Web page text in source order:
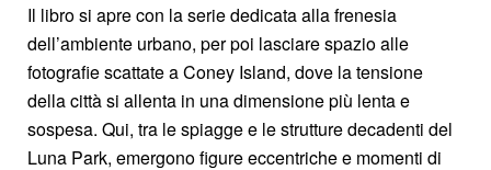
Il libro si apre con la serie dedicata alla frenesia
dell’ambiente urbano, per poi lasciare spazio alle
fotografie scattate a Coney Island, dove la tensione
della città si allenta in una dimensione più lenta e
sospesa. Qui, tra le spiagge e le strutture decadenti del
Luna Park, emergono figure eccentriche e momenti di